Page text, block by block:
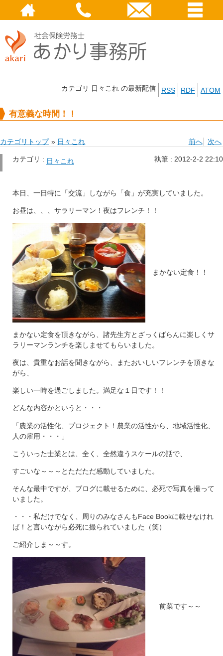
カテゴリ 日々これ の最新配信 RSS RDF ATOM
有意義な時間！！
カテゴリトップ » 日々これ 前へ 次へ
カテゴリ : 日々これ 執筆 : 2012-2-2 22:10
本日、一日特に「交流」しながら「食」が充実していました。
お昼は、、、サラリーマン！夜はフレンチ！！
まかない定食！！
まかない定食を頂きながら、諸先生方とざっくばらんに楽しくサ
ラリーマンランチを楽しませてもらいました。
夜は、貴重なお話を聞きながら、またおいしいフレンチを頂きな
がら、
楽しい一時を過ごしました。満足な１日です！！
どんな内容かというと・・・
「農業の活性化、プロジェクト！農業の活性から、地域活性化、
人の雇用・・・」
こういった士業とは、全く、全然違うスケールの話で、
すごいな～～～とただただ感動していました。
そんな最中ですが、ブログに載せるために、必死で写真を撮って
いました。
・・・私だけでなく、周りのみなさんもFace Bookに載せなけれ
ば！と言いながら必死に撮られていました（笑）
ご紹介しま～～す。
前菜です～～